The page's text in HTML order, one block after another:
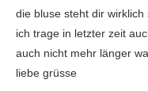
die bluse steht dir wirklich
ich trage in letzter zeit
auch nicht mehr länger
liebe grüsse